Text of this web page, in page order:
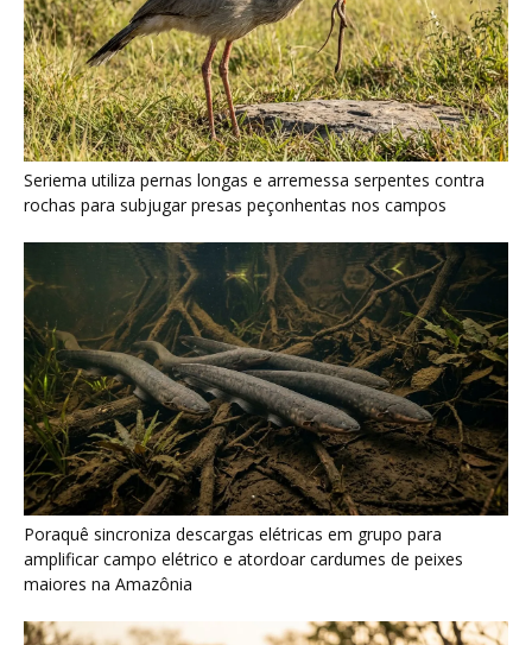
Poraquê sincroniza descargas elétricas em grupo para
amplificar campo elétrico e atordoar cardumes de peixes
maiores na Amazônia
Seriema combina corridas em alta velocidade e arremessos
contra rochas para imobilizar serpentes peçonhentas no
cerrado